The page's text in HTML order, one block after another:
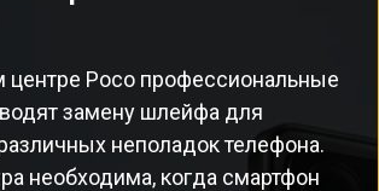
центре Poco профессиональные
замену шлейфа для
неполадок телефона.
необходима, когда смартфон